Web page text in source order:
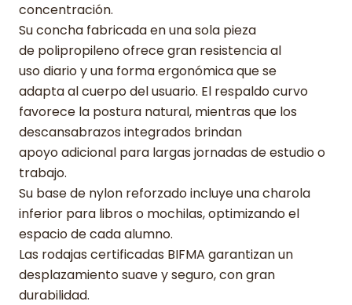
concentración.
Su concha fabricada en una sola pieza
de polipropileno ofrece gran resistencia al
uso diario y una forma ergonómica que se
adapta al cuerpo del usuario. El respaldo curvo
favorece la postura natural, mientras que los
descansabrazos integrados brindan
apoyo adicional para largas jornadas de estudio o
trabajo.
Su base de nylon reforzado incluye una charola
inferior para libros o mochilas, optimizando el
espacio de cada alumno.
Las rodajas certificadas BIFMA garantizan un
desplazamiento suave y seguro, con gran
durabilidad.